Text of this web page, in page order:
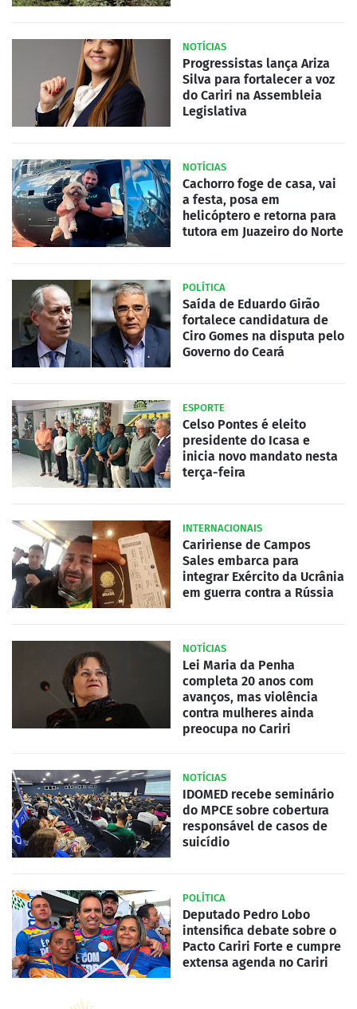
NOTÍCIAS
Progressistas lança Ariza
Silva para fortalecer a voz
do Cariri na Assembleia
Legislativa
NOTÍCIAS
Cachorro foge de casa, vai
a festa, posa em
helicóptero e retorna para
tutora em Juazeiro do Norte
POLÍTICA
Saída de Eduardo Girão
fortalece candidatura de
Ciro Gomes na disputa pelo
Governo do Ceará
ESPORTE
Celso Pontes é eleito
presidente do Icasa e
inicia novo mandato nesta
terça-feira
INTERNACIONAIS
Caririense de Campos
Sales embarca para
integrar Exército da Ucrânia
em guerra contra a Rússia
NOTÍCIAS
Lei Maria da Penha
completa 20 anos com
avanços, mas violência
contra mulheres ainda
preocupa no Cariri
NOTÍCIAS
IDOMED recebe seminário
do MPCE sobre cobertura
responsável de casos de
suicídio
POLÍTICA
Deputado Pedro Lobo
intensifica debate sobre o
Pacto Cariri Forte e cumpre
extensa agenda no Cariri